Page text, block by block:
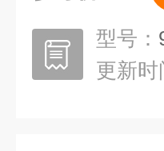
型号：
更新时